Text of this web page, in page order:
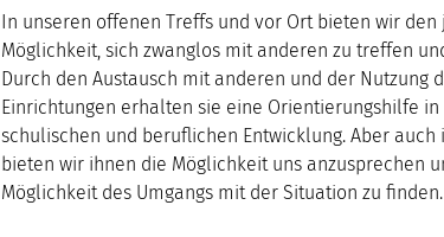
In unseren offenen Treffs und vor Ort bieten wir den
Möglichkeit, sich zwanglos mit anderen zu treffen
Durch den Austausch mit anderen und der Nutzung
Einrichtungen erhalten sie eine Orientierungshilfe
schulischen und beruflichen Entwicklung. Aber
bieten wir ihnen die Möglichkeit uns anzusprechen
Möglichkeit des Umgangs mit der Situation zu finden.